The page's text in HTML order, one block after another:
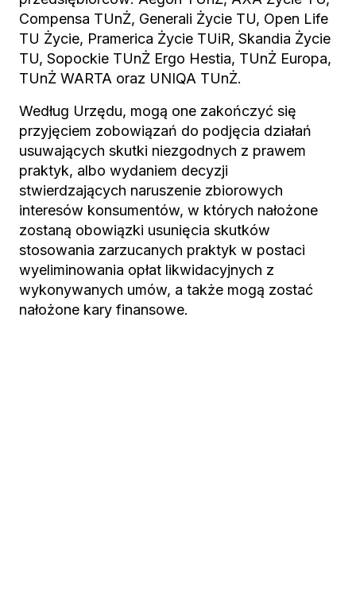
Compensa TUnŻ, Generali Życie TU, Open Life
TU Życie, Pramerica Życie TUiR, Skandia Życie
TU, Sopockie TUnŻ Ergo Hestia, TUnŻ Europa,
TUnŻ WARTA oraz UNIQA TUnŻ.
Według Urzędu, mogą one zakończyć się
przyjęciem zobowiązań do podjęcia działań
usuwających skutki niezgodnych z prawem
praktyk, albo wydaniem decyzji
stwierdzających naruszenie zbiorowych
interesów konsumentów, w których nałożone
zostaną obowiązki usunięcia skutków
stosowania zarzucanych praktyk w postaci
wyeliminowania opłat likwidacyjnych z
wykonywanych umów, a także mogą zostać
nałożone kary finansowe.